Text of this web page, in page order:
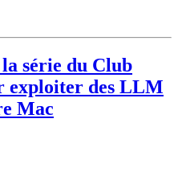
série du Club
exploiter des LLM
Mac